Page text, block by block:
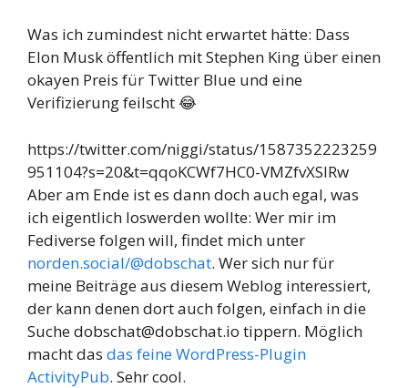
Was ich zumindest nicht erwartet hätte: Dass
Elon Musk öffentlich mit Stephen King über einen
okayen Preis für Twitter Blue und eine
Verifizierung feilscht 😂
https://twitter.com/niggi/status/1587352223259
951104?s=20&t=qqoKCWf7HC0-VMZfvXSlRw
Aber am Ende ist es dann doch auch egal, was
ich eigentlich loswerden wollte: Wer mir im
Fediverse folgen will, findet mich unter
norden.social/@dobschat. Wer sich nur für
meine Beiträge aus diesem Weblog interessiert,
der kann denen dort auch folgen, einfach in die
Suchedobschat@dobschat.io tippern. Möglich
macht das das feine WordPress-Plugin
ActivityPub. Sehr cool.